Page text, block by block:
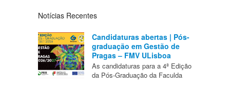
Notícias Recentes
Candidaturas abertas | Pós-
graduação em Gestão de
Pragas – FMV ULisboa
As candidaturas para a 4ª Edição
da Pós-Graduação da Faculda